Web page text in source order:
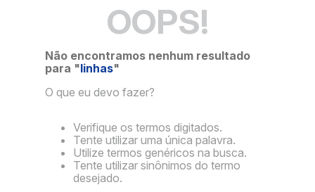
OOPS!
Não encontramos nenhum resultado
para "linhas"
O que eu devo fazer?
Verifique os termos digitados.
Tente utilizar uma única palavra.
Utilize termos genéricos na busca.
Tente utilizar sinônimos do termo
desejado.